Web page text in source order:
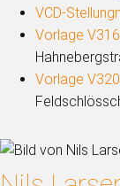
VCD-
Vorlage
Vorlage